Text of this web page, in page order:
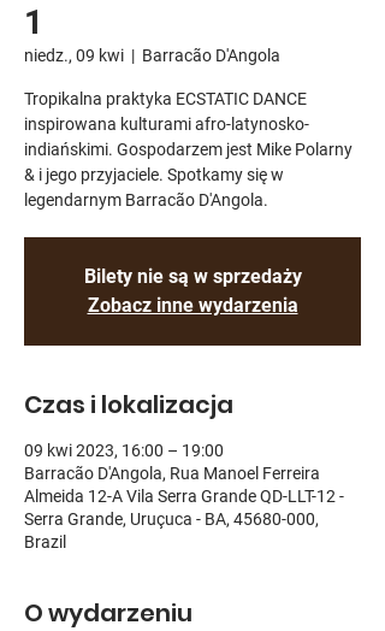
1
niedz., 09 kwi
  |
Barracão D'Angola
Tropikalna praktyka ECSTATIC DANCE
inspirowana kulturami afro-latynosko-
indiańskimi. Gospodarzem jest Mike Polarny
& i jego przyjaciele. Spotkamy się w
legendarnym Barracão D'Angola.
Bilety nie są w sprzedaży
Zobacz inne wydarzenia
Czas i lokalizacja
09 kwi 2023, 16:00 – 19:00
Barracão D'Angola, Rua Manoel Ferreira
Almeida 12-A Vila Serra Grande QD-LLT-12 -
Serra Grande, Uruçuca - BA, 45680-000,
Brazil
O wydarzeniu